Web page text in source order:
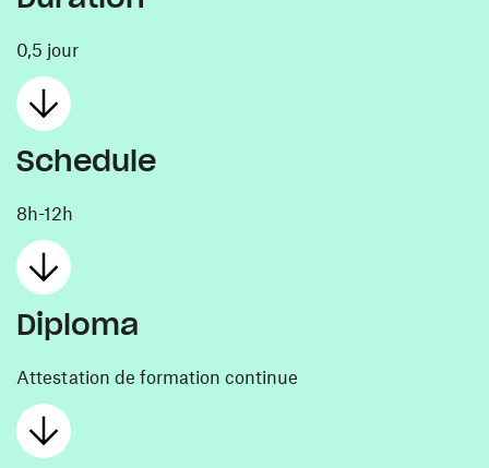
0,5 jour
Schedule
8h-12h
Diploma
Attestation de formation continue